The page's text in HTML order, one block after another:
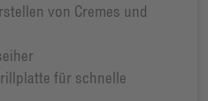
von Cremes und
für schnelle